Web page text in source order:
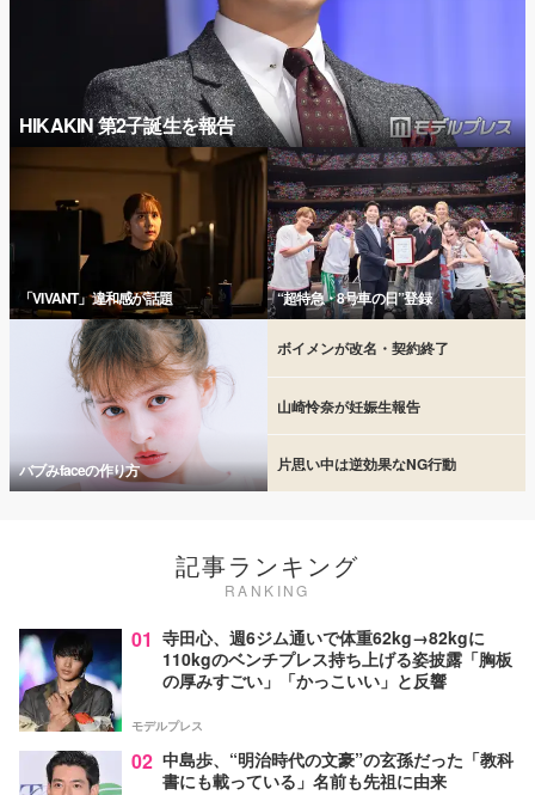
HIKAKIN 第2子誕生を報告
「VIVANT」違和感が話題 “超特急・8号車の日”登録
バブみfaceの作り方
ボイメンが改名・契約終了
山崎怜奈が妊娠生報告
片思い中は逆効果なNG行動
記事ランキング
RANKING
01 寺田心、週6ジム通いで体重62kg→82kgに
110kgのベンチプレス持ち上げる姿披露「胸板
の厚みすごい」「かっこいい」と反響
モデルプレス
02 中島歩、“明治時代の文豪”の玄孫だった「教科
書にも載っている」名前も先祖に由来